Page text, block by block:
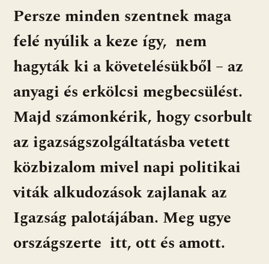
Persze minden szentnek maga
felé nyúlik a keze így, nem
hagyták ki a követelésükből – az
anyagi és erkölcsi megbecsülést.
Majd számonkérik, hogy csorbult
az igazságszolgáltatásba vetett
közbizalom mivel napi politikai
viták alkudozások zajlanak az
Igazság palotájában. Meg ugye
országszerte itt, ott és amott.